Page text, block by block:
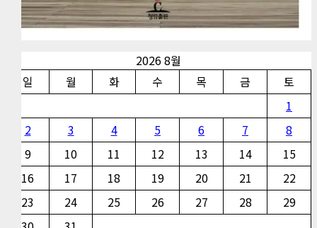
2026 8월
일
월 화 수 목 금
토
1
2
3 4 5 6 7
8
9
10 11 12 13 14
15
16
17 18 19 20 21
22
23
24 25 26 27 28
29